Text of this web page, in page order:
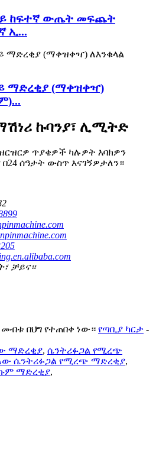
ከፍተኛ ውጤት መፍጨት
ኢ...
ማድረቂያ (ማቀዝቀዣ)
ኩባንያ፣ ሊሚትድ
ጥያቄዎች ካሉዎት እባክዎን
ሰዓታት ውስጥ እናገኝዎታለን።
ቻይና።
መብቱ በህግ የተጠበቀ ነው። የጣቢያ ካርታ -
ማድረቂያ, ሴንትሪፉጋል የሚረጭ
ሴንትሪፉጋል የሚረጭ ማድረቂያ,
ማድረቂያ,